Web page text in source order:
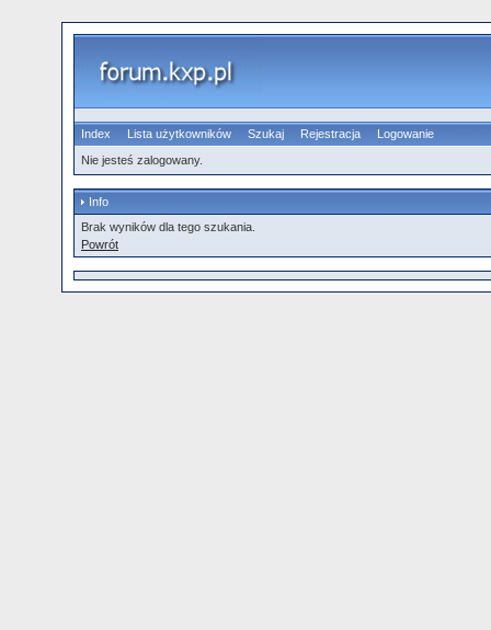
Index Lista użytkowników Szukaj Rejestracja
Logowanie
Nie jesteś zalogowany.
Info
Brak wyników dla tego szukania.
Powrót